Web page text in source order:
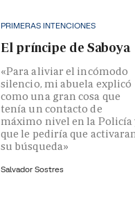
PRIMERAS INTENCIONES
El príncipe de Saboya
«Para aliviar el incómodo
silencio, mi abuela explicó
como una gran cosa que
tenía un contacto de
máximo nivel en la Policía
que le pediría que
su búsqueda»
Salvador Sostres